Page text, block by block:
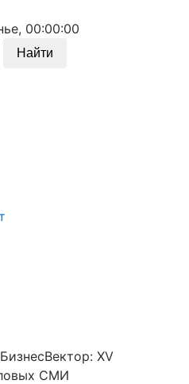
00:00:00
Найти
БизнесВектор: XV
СМИ